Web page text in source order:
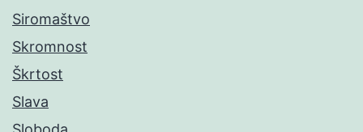
Siromaštvo
Skromnost
Škrtost
Slava